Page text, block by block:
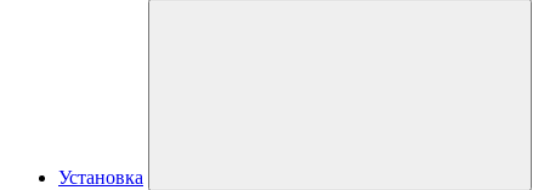
Установка